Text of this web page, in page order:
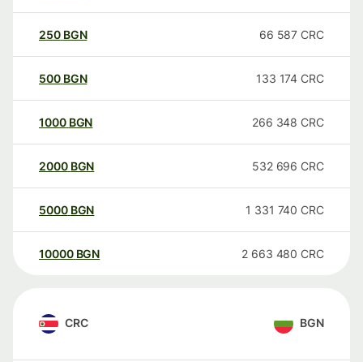
250 BGN 66 587 CRC
500 BGN 133 174 CRC
1000 BGN 266 348 CRC
2000 BGN 532 696 CRC
5000 BGN 1 331 740 CRC
10000 BGN 2 663 480 CRC
CRC BGN